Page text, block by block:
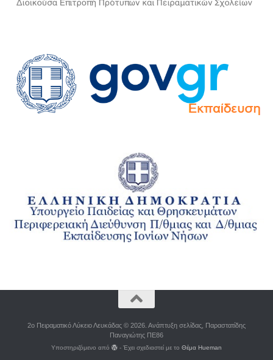
2o Πειραματικό Λύκειο Λευκάδας © 2026. Ανάπτυξη σελίδας, Παραστατίδης
Παναγιώτης ΠΕ86
Υποστηριζόμενο από - Έχει σχεδιαστεί με το Θέμα Ηueman